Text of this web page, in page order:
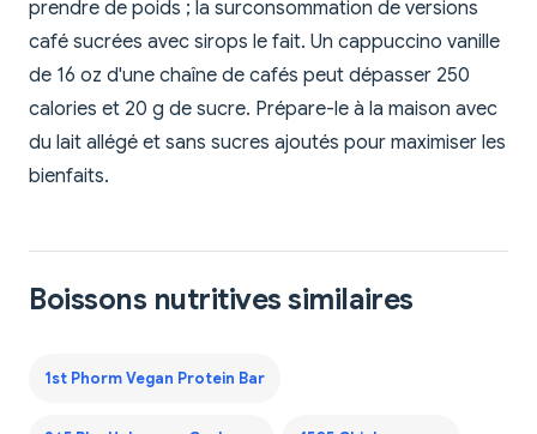
prendre de poids ; la surconsommation de versions
café sucrées avec sirops le fait. Un cappuccino vanille
de 16 oz d'une chaîne de cafés peut dépasser 250
calories et 20 g de sucre. Prépare-le à la maison avec
du lait allégé et sans sucres ajoutés pour maximiser les
bienfaits.
Boissons nutritives similaires
1st Phorm Vegan Protein Bar